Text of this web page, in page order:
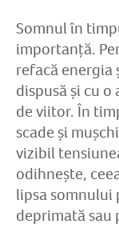
Somnul în
importanță.
refacă energia
dispusă și cu
de viitor. În
scade și
vizibil
odihnește,
lipsa somnului
deprimată sau